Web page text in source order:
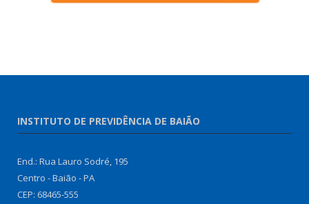
INSTITUTO DE PREVIDÊNCIA DE BAIÃO
End.: Rua Lauro Sodré, 195
Centro - Baião - PA
CEP: 68465-555